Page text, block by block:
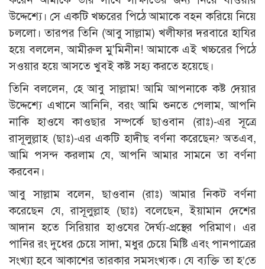
উদ্দেশ্যে। সে একটি খচ্চরের পিঠে আমাকে বহন করিয়ে নিয়ে
চললো। তারপর তিনি (আবু সাল্লাম) খলীফার দরবারে হাযির
হয়ে বললেন, আমীরুল মু'মিনীন! আমাকে এই খচ্চরের পিঠে
সওয়ার হয়ে আসতে খুবই কষ্ট সহ্য করতে হয়েছে।
তিনি বললেন, হে আবু সাল্লাম! আমি আপনাকে কষ্ট দেয়ার
উদ্দেশ্যে এখানে আনিনি, বরং আমি শুনতে পেলাম, আপনি
নাকি হাওযে কাওছার সম্পর্কে ছাওবান (রাঃ)-এর সূত্রে
রাসূলুল্লাহ (ছাঃ)-এর একটি হাদীছ বর্ণনা করেছেন? অতএব,
আমি পসন্দ করলাম যে, আপনি আমার সামনে তা বর্ণনা
করবেন।
আবু সাল্লাম বলেন, ছাওবান (রাঃ) আমার নিকট বর্ণনা
করেছেন যে, রাসূলুল্লাহ (ছাঃ) বলেছেন, ইয়ামান দেশের
আদান হতে সিরিয়ার হাওযের দৈর্ঘ্য-প্রস্থের পরিমাণ। এর
পানির রং দুধের চেয়ে সাদা, মধুর চেয়ে মিষ্টি এবং পানপাত্রের
সংখ্যা হবে আকাশের তারকার সমসংখ্যক। যে ব্যক্তি তা হ’তে